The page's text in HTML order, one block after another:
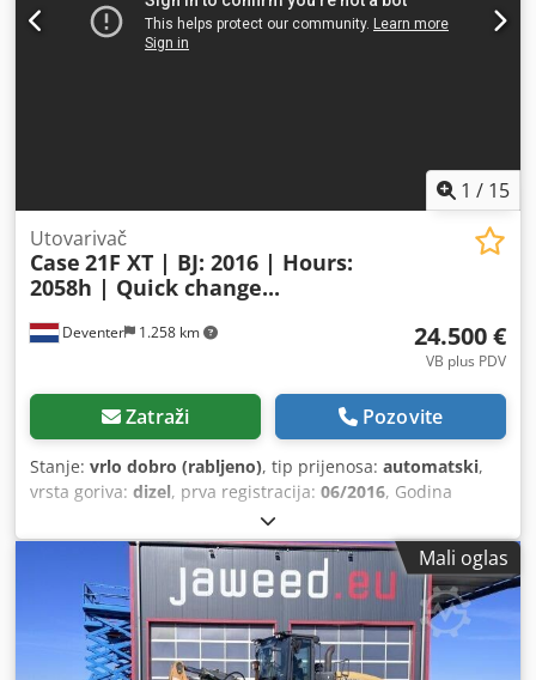
1 / 15
Deventer 1.258 km
Utovarivač
Case 21F XT | BJ: 2016 | Hours:
2058h | Quick change...
24.500 €
VB plus PDV
Zatraži Pozovite
Stanje: vrlo dobro (rabljeno), tip prijenosa: automatski,
vrsta goriva: dizel, prva registracija: 06/2016, Godina
2.058 h
Mali oglas